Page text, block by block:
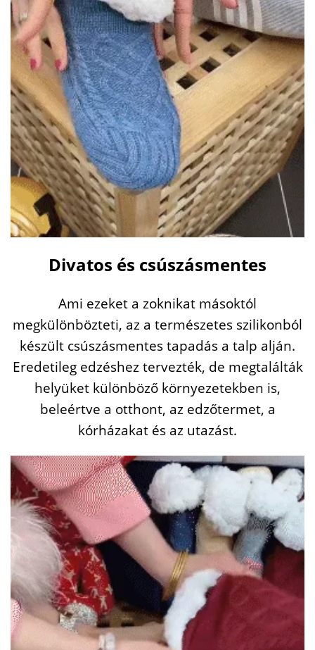
Divatos és csúszásmentes
Ami ezeket a zoknikat másoktól
megkülönbözteti, az a természetes szilikonból
készült csúszásmentes tapadás a talp alján.
Eredetileg edzéshez tervezték, de megtalálták
helyüket különböző környezetekben is,
beleértve a otthont, az edzőtermet, a
kórházakat és az utazást.